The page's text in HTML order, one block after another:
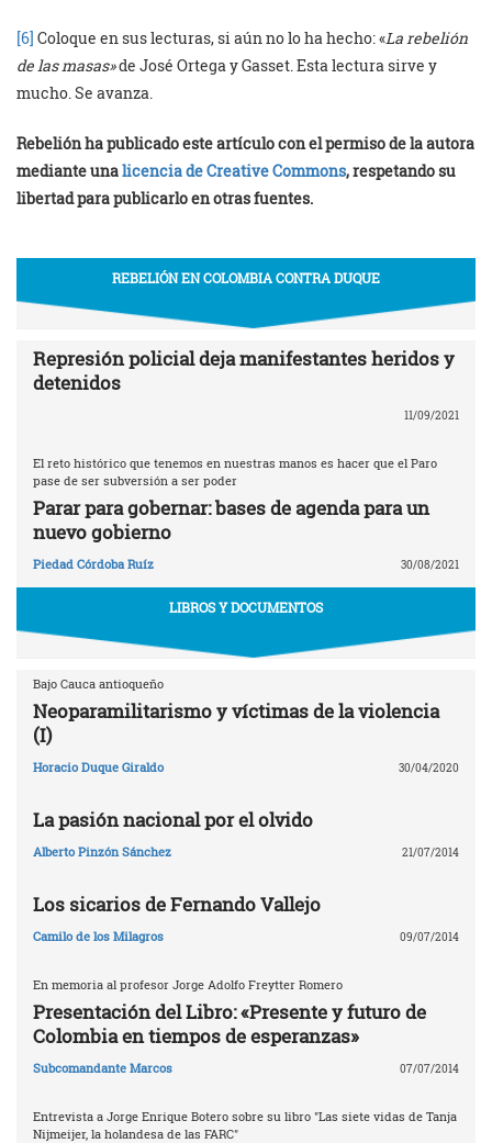
[6] Coloque en sus lecturas, si aún no lo ha hecho: «La rebelión
de las masas»de José Ortega y Gasset. Esta lectura sirve y
mucho. Se avanza.
Rebelión ha publicado este artículo con el permiso de la autora
mediante unalicencia de Creative Commons, respetando su
libertad para publicarlo en otras fuentes.
REBELIÓN EN COLOMBIA CONTRA DUQUE
Represión policial deja manifestantes heridos y
detenidos
11/09/2021
El reto histórico que tenemos en nuestras manos es hacer que el Paro
pase de ser subversión a ser poder
Parar para gobernar: bases de agenda para un
nuevo gobierno
Piedad Córdoba Ruíz 30/08/2021
LIBROS Y DOCUMENTOS
Bajo Cauca antioqueño
Neoparamilitarismo y víctimas de la violencia
(I)
Horacio Duque Giraldo 30/04/2020
La pasión nacional por el olvido
Alberto Pinzón Sánchez 21/07/2014
Los sicarios de Fernando Vallejo
Camilo de los Milagros 09/07/2014
En memoria al profesor Jorge Adolfo Freytter Romero
Presentación del Libro: «Presente y futuro de
Colombia en tiempos de esperanzas»
Subcomandante Marcos 07/07/2014
Entrevista a Jorge Enrique Botero sobre su libro "Las siete vidas de Tanja
Nijmeijer, la holandesa de las FARC"